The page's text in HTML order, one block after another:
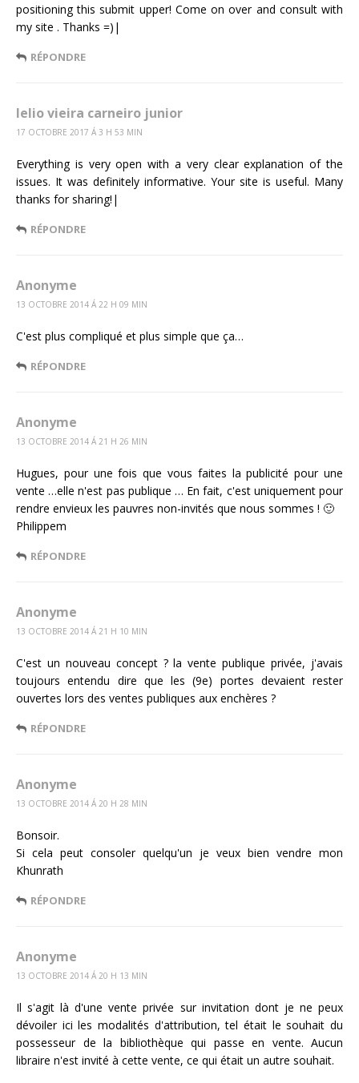
positioning this submit upper! Come on over and consult with
my site . Thanks =)|
RÉPONDRE
lelio vieira carneiro junior
17 OCTOBRE 2017 Á 3 H 53 MIN
Everything is very open with a very clear explanation of the
issues. It was definitely informative. Your site is useful. Many
thanks for sharing!|
RÉPONDRE
Anonyme
13 OCTOBRE 2014 Á 22 H 09 MIN
C'est plus compliqué et plus simple que ça…
RÉPONDRE
Anonyme
13 OCTOBRE 2014 Á 21 H 26 MIN
Hugues, pour une fois que vous faites la publicité pour une
vente …elle n'est pas publique … En fait, c'est uniquement pour
rendre envieux les pauvres non-invités que nous sommes ! 🙂
Philippem
RÉPONDRE
Anonyme
13 OCTOBRE 2014 Á 21 H 10 MIN
C'est un nouveau concept ? la vente publique privée, j'avais
toujours entendu dire que les (9e) portes devaient rester
ouvertes lors des ventes publiques aux enchères ?
RÉPONDRE
Anonyme
13 OCTOBRE 2014 Á 20 H 28 MIN
Bonsoir.
Si cela peut consoler quelqu'un je veux bien vendre mon
Khunrath
RÉPONDRE
Anonyme
13 OCTOBRE 2014 Á 20 H 13 MIN
Il s'agit là d'une vente privée sur invitation dont je ne peux
dévoiler ici les modalités d'attribution, tel était le souhait du
possesseur de la bibliothèque qui passe en vente. Aucun
libraire n'est invité à cette vente, ce qui était un autre souhait.